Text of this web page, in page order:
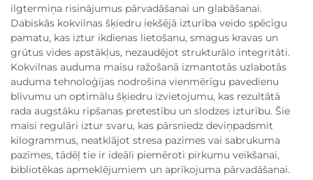
ilgtermiņa risinājumus pārvadāšanai un glabāšanai.
Dabiskās kokvilnas šķiedru iekšējā izturība veido spēcīgu
pamatu, kas iztur ikdienas lietošanu, smagus kravas un
grūtus vides apstākļus, nezaudējot strukturālo integritāti.
Kokvilnas auduma maisu ražošanā izmantotās uzlabotās
auduma tehnoloģijas nodrošina vienmērīgu pavedienu
blīvumu un optimālu šķiedru izvietojumu, kas rezultātā
rada augstāku ripšanas pretestību un slodzes izturību. Šie
maisi regulāri iztur svaru, kas pārsniedz deviņpadsmit
kilogrammus, neatklājot stresa pazīmes vai sabrukuma
pazīmes, tādēļ tie ir ideāli piemēroti pirkumu veikšanai,
bibliotēkas apmeklējumiem un aprīkojuma pārvadāšanai.